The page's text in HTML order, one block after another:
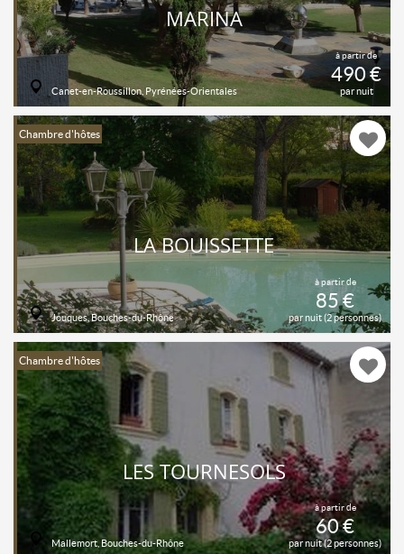
à partir de
490 €
par nuit
MARINA
Canet-en-Roussillon, Pyrénées-Orientales
Chambre d'hôtes
à partir de
85 €
par nuit (2 personnes)
LA BOUISSETTE
Jouques, Bouches-du-Rhône
Chambre d'hôtes
à partir de
60 €
par nuit (2 personnes)
LES TOURNESOLS
Mallemort, Bouches-du-Rhône